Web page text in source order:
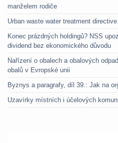
manželem rodiče
Urban waste water treatment
Konec prázdných holdingů? NSS
dividend bez ekonomického důvodu
Nařízení o obalech a obalových
obalů v Evropské unii
Byznys a paragrafy, díl 39.: Jak na
Uzavírky místních i účelových